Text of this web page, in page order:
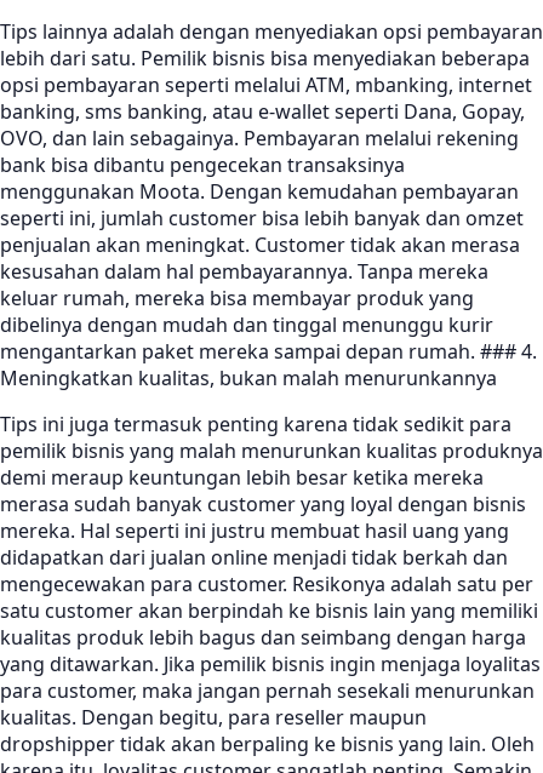
Tips lainnya adalah dengan menyediakan opsi pembayaran
lebih dari satu. Pemilik bisnis bisa menyediakan beberapa
opsi pembayaran seperti melalui ATM, mbanking, internet
banking, sms banking, atau e-wallet seperti Dana, Gopay,
OVO, dan lain sebagainya. Pembayaran melalui rekening
bank bisa dibantu pengecekan transaksinya
menggunakan Moota. Dengan kemudahan pembayaran
seperti ini, jumlah customer bisa lebih banyak dan omzet
penjualan akan meningkat. Customer tidak akan merasa
kesusahan dalam hal pembayarannya. Tanpa mereka
keluar rumah, mereka bisa membayar produk yang
dibelinya dengan mudah dan tinggal menunggu kurir
mengantarkan paket mereka sampai depan rumah. ### 4.
Meningkatkan kualitas, bukan malah menurunkannya
Tips ini juga termasuk penting karena tidak sedikit para
pemilik bisnis yang malah menurunkan kualitas produknya
demi meraup keuntungan lebih besar ketika mereka
merasa sudah banyak customer yang loyal dengan bisnis
mereka. Hal seperti ini justru membuat hasil uang yang
didapatkan dari jualan online menjadi tidak berkah dan
mengecewakan para customer. Resikonya adalah satu per
satu customer akan berpindah ke bisnis lain yang memiliki
kualitas produk lebih bagus dan seimbang dengan harga
yang ditawarkan. Jika pemilik bisnis ingin menjaga loyalitas
para customer, maka jangan pernah sesekali menurunkan
kualitas. Dengan begitu, para reseller maupun
dropshipper tidak akan berpaling ke bisnis yang lain. Oleh